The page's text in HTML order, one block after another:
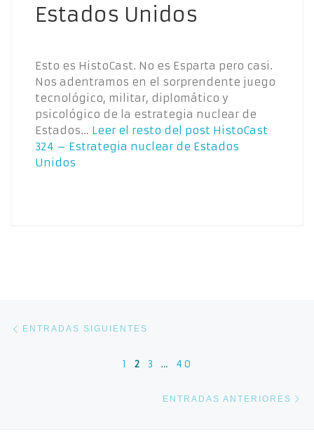
Estados Unidos
Esto es HistoCast. No es Esparta pero casi.
Nos adentramos en el sorprendente juego
tecnológico, militar, diplomático y
psicológico de la estrategia nuclear de
Estados… Leer el resto del post HistoCast
324 – Estrategia nuclear de Estados
Unidos
Navegación de entradas
ENTRADAS SIGUIENTES
1 2 3 … 40
ENTRADAS ANTERIORES